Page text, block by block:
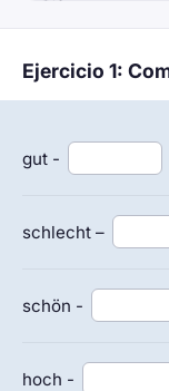
Ejercicio 1:
gut -
schlecht –
schön -
hoch -